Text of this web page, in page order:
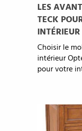
LES
TECK
INTÉRIEUR
Choisir le
intérieur
pour votre